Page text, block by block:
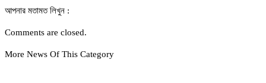
আপনার মতামত লিখুন :
Comments are closed.
More News Of This Category